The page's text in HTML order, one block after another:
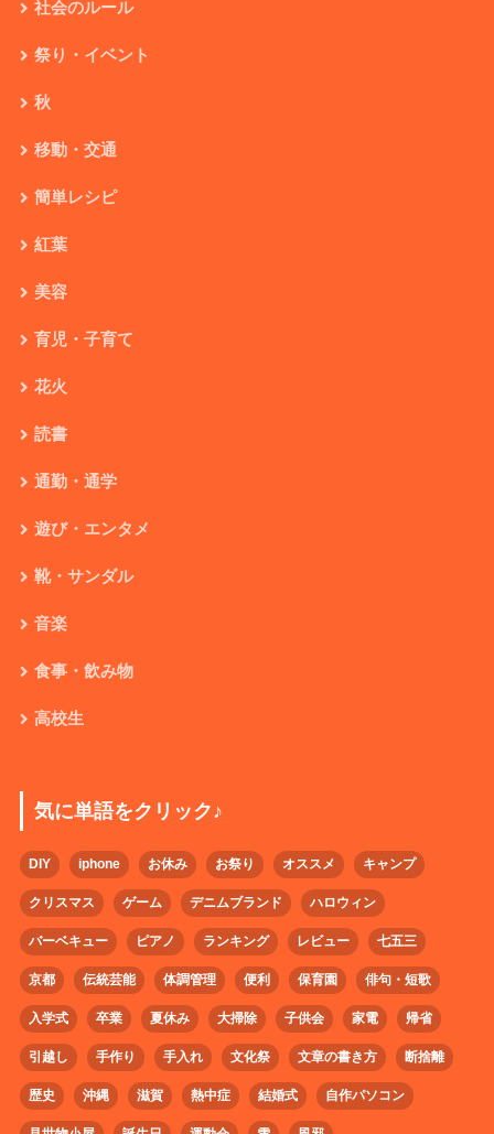
社会のルール
祭り・イベント
秋
移動・交通
簡単レシピ
紅葉
美容
育児・子育て
花火
読書
通勤・通学
遊び・エンタメ
靴・サンダル
音楽
食事・飲み物
高校生
気に単語をクリック♪
DIY iphone お休み お祭り オススメ キャンプ
クリスマス ゲーム デニムブランド ハロウィン
バーベキュー ピアノ ランキング レビュー 七五三
京都 伝統芸能 体調管理 便利 保育園 俳句・短歌
入学式 卒業 夏休み 大掃除 子供会 家電 帰省
引越し 手作り 手入れ 文化祭 文章の書き方 断捨離
歴史 沖縄 滋賀 熱中症 結婚式 自作パソコン